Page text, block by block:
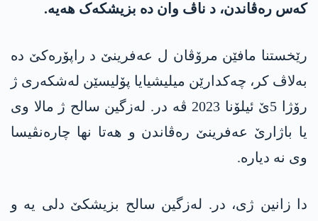
کەس رەڤاندن، د ناڤ وان دە بزیشکەک ھەیە.​
رێخستنا مافێن مرۆڤان ل عەفرینێ د راپۆرەکێ دە
بەلاڤ کر، چەکدارێن میلیشیایا پۆلیسێن لەشکەری ژ
رۆژا 5ێ ئیلۆنا 2023 ڤە در. لەزگین سالح ژ مالا وی
یا باژارێ عەفرینێ رەڤاندن و ھەتا نھا چارەنڤیسا
وی نە دیارە.
دا زانین ژی، در. لەزگین سالح بزیشکێ دلی یە و